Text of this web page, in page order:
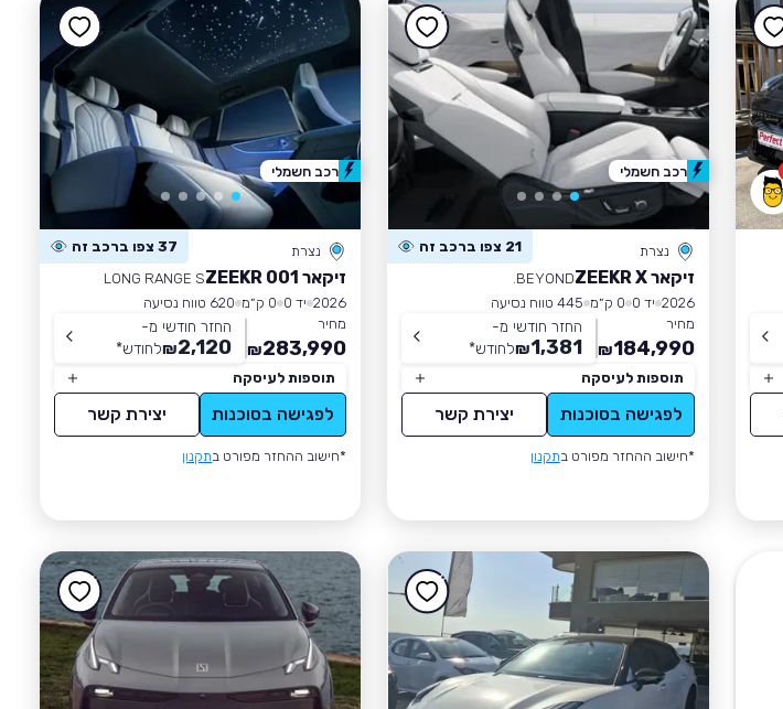
נצרת 21 צפו ברכב זה
זיקאר ZEEKR X
BEYOND.
2026 יד 0 0 ק״מ
445 טווח נסיעה
מחיר
184,990
₪
החזר חודשי מ-
1,381
₪לחודש*
תוספות לעיסקה
לפגישה בסוכנות יצירת קשר
*חישוב ההחזר מפורט בתקנון
רכב חשמלי
נצרת 37 צפו ברכב זה
זיקאר ZEEKR 001
LONG RANGE S
2026 יד 0 0 ק״מ
620 טווח נסיעה
מחיר
283,990
₪
החזר חודשי מ-
2,120
₪לחודש*
תוספות לעיסקה
לפגישה בסוכנות יצירת קשר
*חישוב ההחזר מפורט בתקנון
רכב חשמלי